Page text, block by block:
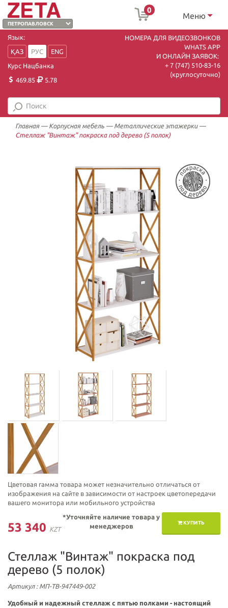
0
Меню
Язык:
ҚАЗ
РУС
ENG
Курс Нацбанка
469.85
5.78
НОМЕРА ДЛЯ ВИДЕОЗВОНКОВ
WHATS APP
И ОНЛАЙН ЗАЯВОК:
+ 7 (747) 510-83-16
(круглосуточно)
Главная— Корпусная мебель — Металлические этажерки—
Стеллаж "Винтаж" покраска под дерево (5 полок)
Цветовая гамма товара может незначительно отличаться от
изображения на сайте в зависимости от настроек цветопередачи
вашего монитора или мобильного устройства
53 340 KZT
КУПИТЬ
*Уточняйте наличие товара у
менеджеров
Стеллаж "Винтаж" покраска под
дерево (5 полок)
Артикул: МП-ТВ-947449-002
Удобный и надежный стеллаж с пятью полками - настоящий